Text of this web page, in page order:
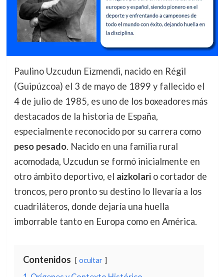
Paulino Uzcudun Eizmendi, nacido en Régil
(Guipúzcoa) el 3 de mayo de 1899 y fallecido el
4 de julio de 1985, es uno de los boxeadores más
destacados de la historia de España,
especialmente reconocido por su carrera como
peso pesado. Nacido en una familia rural
acomodada, Uzcudun se formó inicialmente en
otro ámbito deportivo, el aizkolario cortador de
troncos, pero pronto su destino lo llevaría a los
cuadriláteros, donde dejaría una huella
imborrable tanto en Europa como en América.
Contenidos ocultar